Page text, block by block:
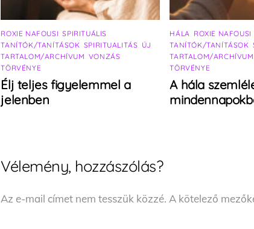
ROXIE NAFOUSI ,SPIRITUÁLIS
TANÍTÓK/TANÍTÁSOK SPIRITUALITÁS ÚJ
TARTALOM/ARCHÍVUM VONZÁS
TÖRVÉNYE
Élj teljes figyelemmel a
jelenben
HÁLA ROXIE NAFOUSI
TANÍTÓK/TANÍTÁSOK
TARTALOM/ARCHÍVUM
TÖRVÉNYE
A hála
Vélemény, hozzászólás?
Az e-mail címet nem tesszük közzé. A kötelező